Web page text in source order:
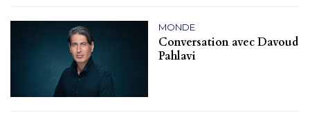
MONDE
Conversation avec Davoud
Pahlavi